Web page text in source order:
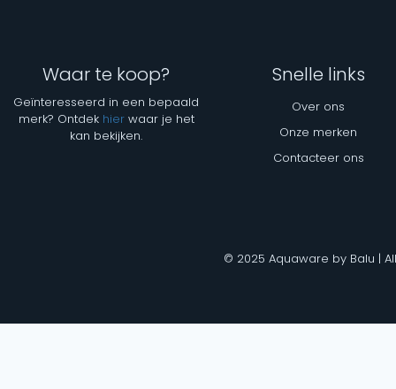
Waar te koop?
Geïnteresseerd in een bepaald
merk? Ontdek hierwaar je het
kan bekijken.
Snelle links
Over ons
Onze merken
Contacteer ons
© 2025 Aquaware by Balu |